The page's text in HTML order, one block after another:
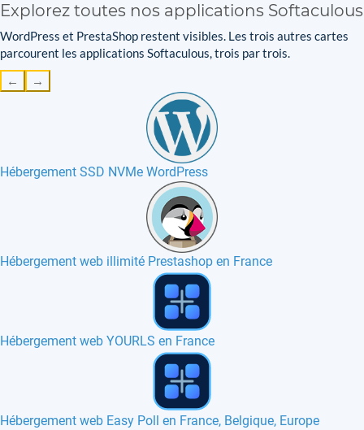
Explorez toutes nos applications Softaculous
WordPress et PrestaShop restent visibles. Les trois autres cartes
parcourent les applications Softaculous, trois par trois.
← →
Hébergement SSD NVMe WordPress
Hébergement web illimité Prestashop en France
Logiciel gratuit synchronisation fichiers
Hébergement web professionnel en France